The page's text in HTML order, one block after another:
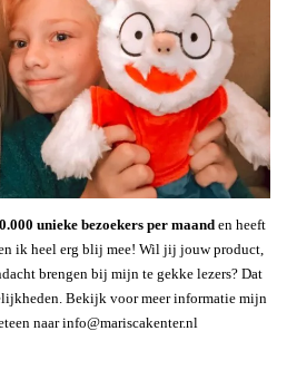
.000 unieke bezoekers per maanden heeft
ik heel erg blij mee! Wil jij jouw product,
brengen bij mijn te gekke lezers? Dat
Bekijk voor meer informatie mijn
naar info@mariscakenter.nl